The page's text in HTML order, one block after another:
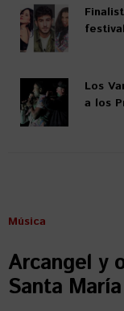
Los
a los
Música
Arcangel y
Santa